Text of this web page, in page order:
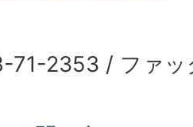
71-2353 / ファ